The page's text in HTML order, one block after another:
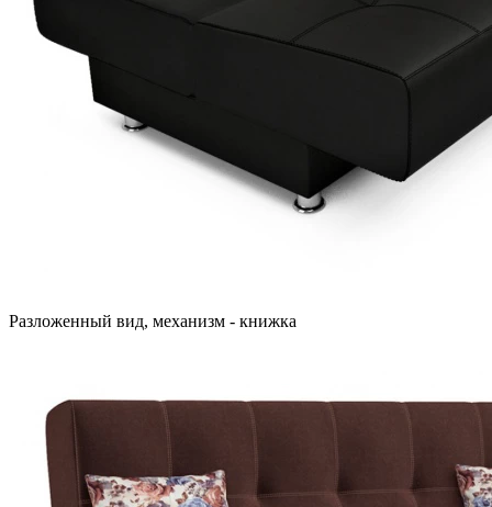
Разложенный вид, механизм - книжка